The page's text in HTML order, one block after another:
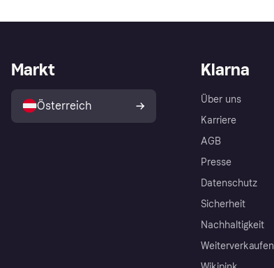
Klarna
Über uns
Karriere
AGB
Presse
Datenschutz
Sicherheit
Nachhaltigkeit
Weiterverkaufen
Markt
Österreich